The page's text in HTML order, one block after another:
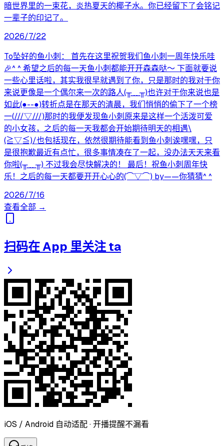
暗世界里的一束花，炎热夏天的椰子水。你已经留下了会铭记
一辈子的印记了。
2026/7/22
To坠好的鱼小刺： 首先在这里祝贺我们鱼小刺一周年快乐哇
🎉^ ^ 希望之后的每一天鱼小刺都能开开森森哒～ 下面就要说
一些心里话啦，其实我很早就遇到了你，只是那时的我对于你
来说更像是一个偶尔来一次的路人(╥﹏╥)也许对于你来说也是
如此(●--●)转折点是在那天的清晨，我们悄悄的偷下了一个榜
一(///▽///)那时的我便发现鱼小刺原来是这样一个活泼可爱
的小女孩，之后的每一天我都会开始期待明天的相遇\
(≧▽≦)/也包括现在，依然很期待能看到鱼小刺诶嘿嘿，只
是很抱歉最近有点忙，很多事情凑在了一起，没办法天天来看
你啦(╥﹏╥) 不过我会尽快解决的！ 最后！祝鱼小刺周年快
乐！之后的每一天都要开开心心的(⌒▽⌒) by——你猜猜^ ^
2026/7/16
查看全部 →
扫码在 App 里关注 ta
iOS / Android 自动适配 · 开播提醒不漏看